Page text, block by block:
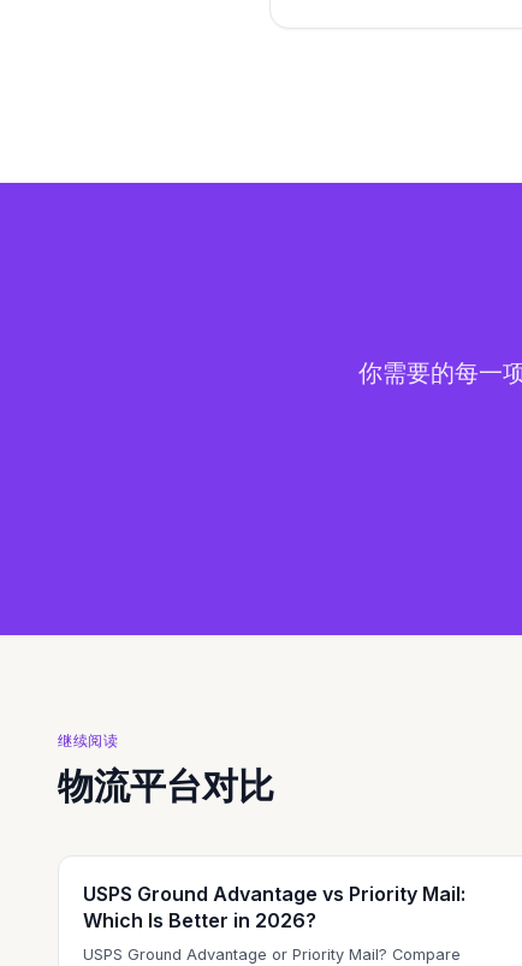
你需要的每一
继续阅读
物流平台对比
USPS Ground Advantage vs Priority Mail:
Which Is Better in 2026?
USPS Ground Advantage or Priority Mail? Compare